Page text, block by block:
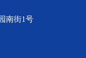
南街1号